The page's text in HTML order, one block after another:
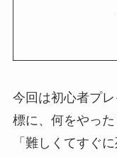
今回は初心者プ
標に、何をやった
「難しくてすぐ